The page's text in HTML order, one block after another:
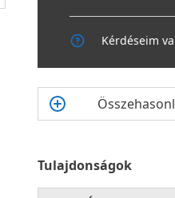
Kérdéseim
Tulajdonságok